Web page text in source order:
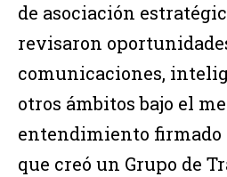
de asociación
revisaron
comunicaciones,
otros ámbitos bajo el
entendimiento firmado
que creó un Grupo de